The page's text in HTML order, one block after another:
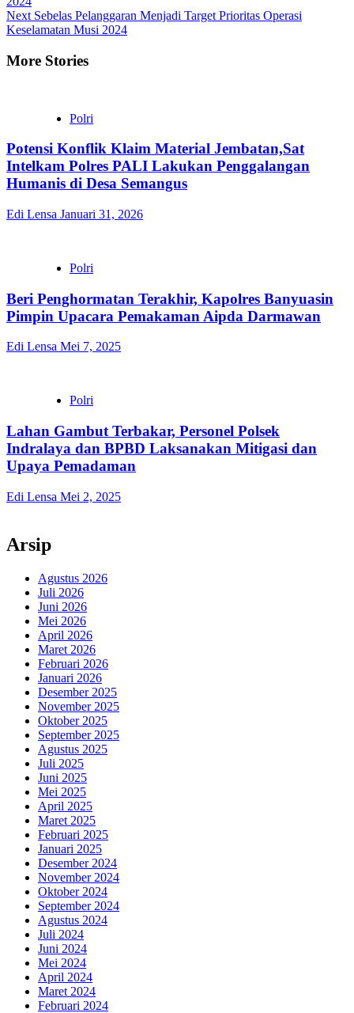
Next Sebelas Pelanggaran Menjadi Target Prioritas Operasi
Keselamatan Musi 2024
More Stories
Polri
Potensi Konflik Klaim Material Jembatan,Sat
Intelkam Polres PALI Lakukan Penggalangan
Humanis di Desa Semangus
Edi Lensa Januari 31, 2026
Polri
Beri Penghormatan Terakhir, Kapolres Banyuasin
Pimpin Upacara Pemakaman Aipda Darmawan
Edi Lensa Mei 7, 2025
Polri
Lahan Gambut Terbakar, Personel Polsek
Indralaya dan BPBD Laksanakan Mitigasi dan
Upaya Pemadaman
Edi Lensa Mei 2, 2025
Arsip
Agustus 2026
Juli 2026
Juni 2026
Mei 2026
April 2026
Maret 2026
Februari 2026
Januari 2026
Desember 2025
November 2025
Oktober 2025
September 2025
Agustus 2025
Juli 2025
Juni 2025
Mei 2025
April 2025
Maret 2025
Februari 2025
Januari 2025
Desember 2024
November 2024
Oktober 2024
September 2024
Agustus 2024
Juli 2024
Juni 2024
Mei 2024
April 2024
Maret 2024
Februari 2024